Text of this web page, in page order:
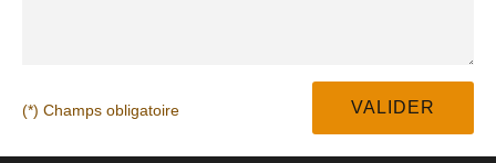
(*) Champs obligatoire